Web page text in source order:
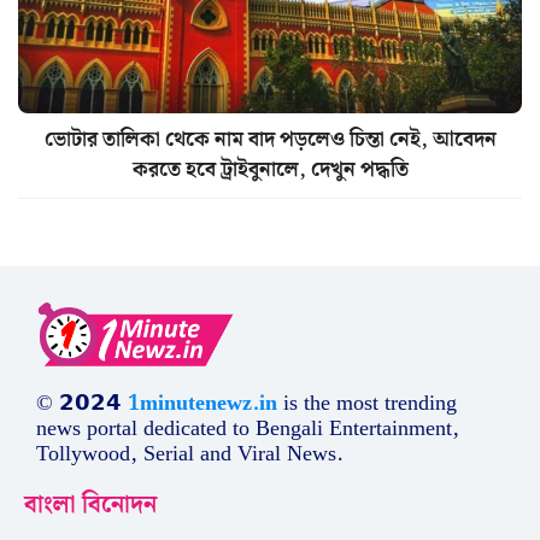
ভোটার তালিকা থেকে নাম বাদ পড়লেও চিন্তা নেই, আবেদন
করতে হবে ট্রাইবুনালে, দেখুন পদ্ধতি
© 𝟮𝟬𝟮𝟰 1minutenewz.inis the most trending
news portal dedicated to Bengali Entertainment,
Tollywood, Serial and Viral News.
বাংলা বিনোদন